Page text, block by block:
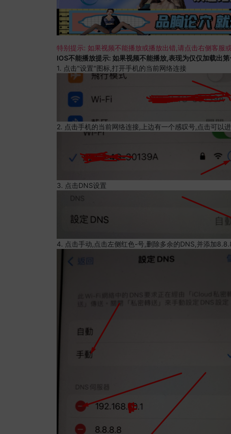
特别提示: 如果视频不能播放或播放出错,请点击右侧客服
IOS不能播放提示: 如果视频不能播放,表现为仅仅加载出
1. 点击"设置"图标,打开手机的当前网络连接
2. 点击手机的当前网络连接,上边有一个感叹号,点击可以
3. 点击DNS设置
4. 点击手动,点击左侧红色-号,删除多余的DNS,并添加